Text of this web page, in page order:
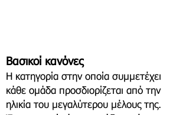
Βασικοί κανόνες
Η κατηγορία στην οποία συμμετέχει
κάθε ομάδα προσδιορίζεται από την
ηλικία του μεγαλύτερου μέλους της.